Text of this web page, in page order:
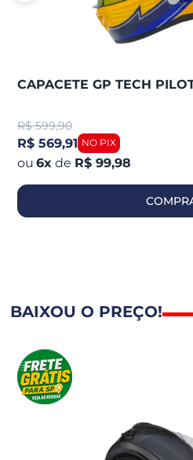
CAPACETE GP TECH
R$ 599,90
R$ 569,91
6x de R$ 99,98
BAIXOU O PREÇO!